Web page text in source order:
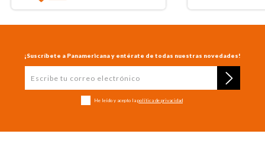
¡Suscríbete a Panamericana y entérate de todas nuestras novedades!
He leído y acepto la política de privacidad